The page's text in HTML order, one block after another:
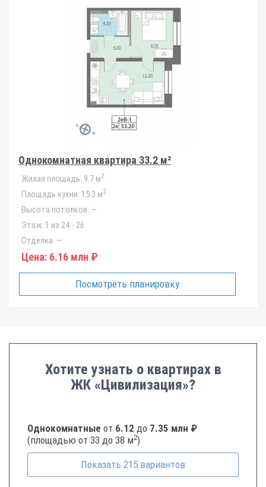
Однокомнатная квартира 33.2 м²
Жилая площадь: 9.7 м2
Площадь кухни: 15.3 м2
Высота потолков: —
Этаж: 1 из 24 - 26
Отделка: —
Цена: 6.16 млн ₽
Посмотреть планировку
Хотите узнать о квартирах в
ЖК «Цивилизация»?
Однокомнатные от 6.12 до 7.35 млн ₽
(площадью от 33 до 38 м2)
Показать 215 вариантов